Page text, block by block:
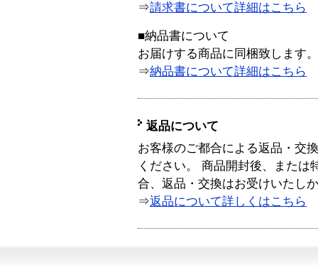
⇒請求書について詳細はこちら
■納品書について
お届けする商品に同梱致します。
⇒納品書について詳細はこちら
返品について
お客様のご都合による返品・交
ください。 商品開封後、または
合、返品・交換はお受けいたし
⇒返品について詳しくはこちら